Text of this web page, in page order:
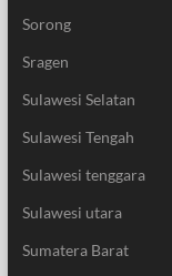
Sorong
Sragen
Sulawesi Selatan
Sulawesi Tengah
Sulawesi tenggara
Sulawesi utara
Sumatera Barat